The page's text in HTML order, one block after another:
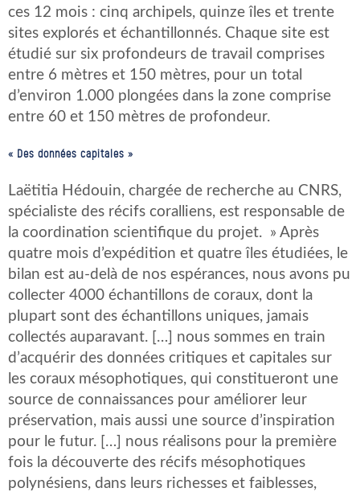
ces 12 mois : cinq archipels, quinze îles et trente
sites explorés et échantillonnés. Chaque site est
étudié sur six profondeurs de travail comprises
entre 6 mètres et 150 mètres, pour un total
d’environ 1.000 plongées dans la zone comprise
entre 60 et 150 mètres de profondeur.
« Des données capitales »
Laëtitia Hédouin, chargée de recherche au CNRS,
spécialiste des récifs coralliens, est responsable de
la coordination scientifique du projet. » Après
quatre mois d’expédition et quatre îles étudiées, le
bilan est au-delà de nos espérances, nous avons pu
collecter 4000 échantillons de coraux, dont la
plupart sont des échantillons uniques, jamais
collectés auparavant. […] nous sommes en train
d’acquérir des données critiques et capitales sur
les coraux mésophotiques, qui constitueront une
source de connaissances pour améliorer leur
préservation, mais aussi une source d’inspiration
pour le futur. […] nous réalisons pour la première
fois la découverte des récifs mésophotiques
polynésiens, dans leurs richesses et faiblesses,